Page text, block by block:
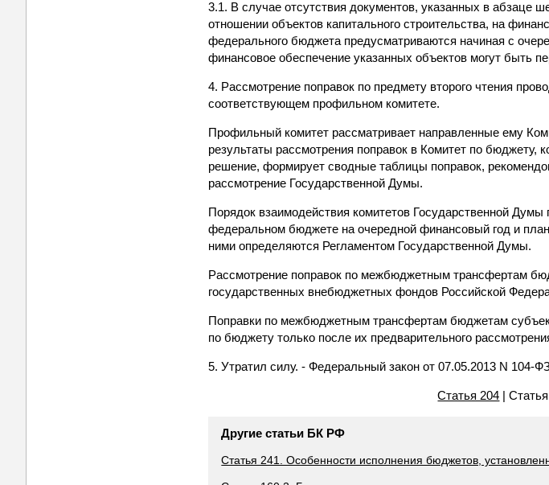
3.1. В случае отсутствия документов, указанных в абзаце
отношении объектов капитального строительства, на
федерального бюджета предусматриваются начиная с
финансовое обеспечение указанных объектов могут быть
4. Рассмотрение поправок по предмету второго чтения
соответствующем профильном комитете.
Профильный комитет рассматривает направленные ему
результаты рассмотрения поправок в Комитет по бюджету,
решение, формирует сводные таблицы поправок,
рассмотрение Государственной Думы.
Порядок взаимодействия комитетов Государственной
федеральном бюджете на очередной финансовый год и
ними определяются Регламентом Государственной Думы.
Рассмотрение поправок по межбюджетным трансфертам
государственных внебюджетных фондов Российской
Поправки по межбюджетным трансфертам бюджетам
по бюджету только после их предварительного
5. Утратил силу. - Федеральный закон от 07.05.2013 N 104-
Статья 204 |
Другие статьи БК РФ
Статья 241. Особенности исполнения бюджетов,